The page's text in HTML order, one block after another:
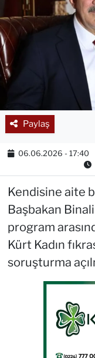
Paylaş
06.06.2026 - 17:40
Kendisine aite
Başbakan Binali
program
Kürt Kadın
soruşturma